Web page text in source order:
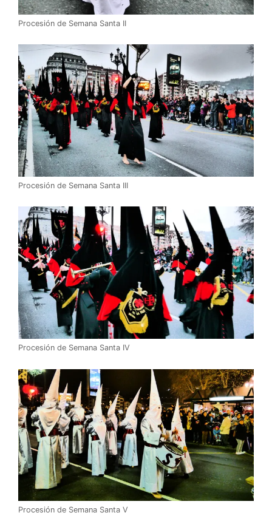
Procesión de Semana Santa II
Procesión de Semana Santa III
Procesión de Semana Santa IV
Procesión de Semana Santa V